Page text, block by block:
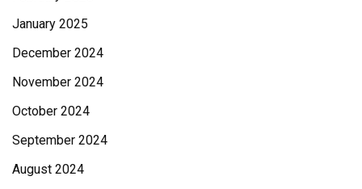
January 2025
December 2024
November 2024
October 2024
September 2024
August 2024